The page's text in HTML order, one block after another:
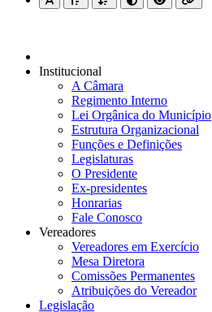
Institucional
A Câmara
Regimento Interno
Lei Orgânica do Município
Estrutura Organizacional
Funções e Definições
Legislaturas
O Presidente
Ex-presidentes
Honrarias
Fale Conosco
Vereadores
Vereadores em Exercício
Mesa Diretora
Comissões Permanentes
Atribuições do Vereador
Legislação